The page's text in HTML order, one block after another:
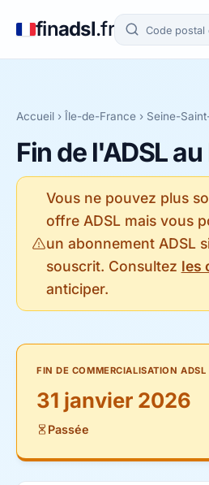
finadsl.fr
Accueil › Île-de-France › Seine-
Fin de l'ADSL
Vous ne pouvez plus
offre ADSL mais vous
un abonnement ADSL
souscrit. Consultez les
anticiper.
FIN DE COMMERCIALISATION ADSL
31 janvier 2026
Passée